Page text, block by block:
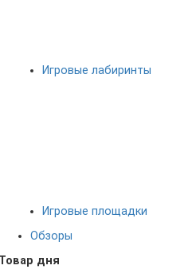
Игровые лабиринты
Игровые площадки
Обзоры
дня